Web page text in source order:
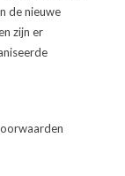
de nieuwe
zijn er